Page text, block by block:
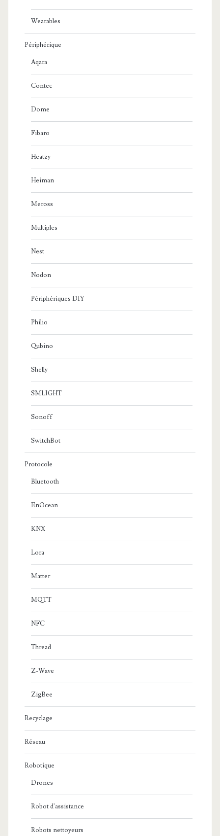
Wearables
Périphérique
Aqara
Contec
Dome
Fibaro
Heatzy
Heiman
Meross
Multiples
Nest
Nodon
Périphériques DIY
Philio
Qubino
Shelly
SMLIGHT
Sonoff
SwitchBot
Protocole
Bluetooth
EnOcean
KNX
Lora
Matter
MQTT
NFC
Thread
Z-Wave
ZigBee
Recyclage
Réseau
Robotique
Drones
Robot d'assistance
Robots nettoyeurs